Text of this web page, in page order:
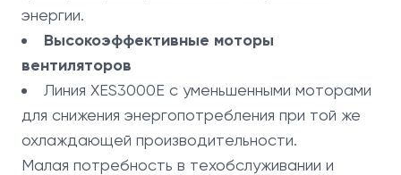
энергии.
Высокоэффективные моторы
вентиляторов
Линия XES3000E с уменьшенными моторами
для снижения энергопотребления при той же
охлаждающей производительности.
Малая потребность в техобслуживании и